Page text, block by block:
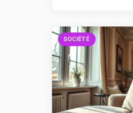
SOCIÉTÉ